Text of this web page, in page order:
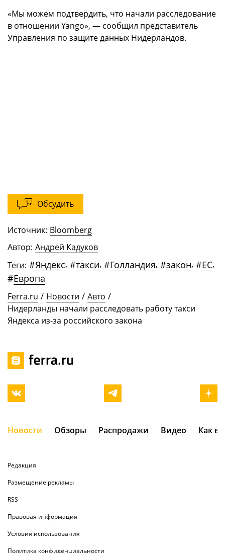
«Мы можем подтвердить, что начали расследование
в отношении Yango», — сообщил представитель
Управления по защите данных Нидерландов.
Обсудить
Источник: Bloomberg
Автор: Андрей Кадуков
Теги: #Яндекс, #такси, #Голландия, #закон, #ЕС,
#Европа
Ferra.ru / Новости / Авто /
Нидерланды начали расследовать работу такси
Яндекса из-за российского закона
Новости Обзоры Распродажи Видео Как
Редакция
Размещение рекламы
RSS
Правовая информация
Условия использования
Политика конфиденциальности